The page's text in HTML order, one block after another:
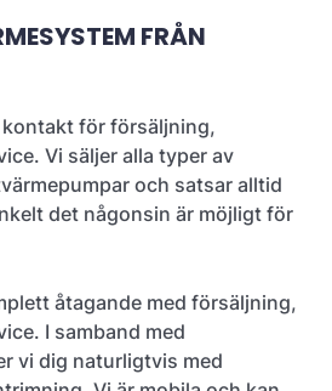
FRÅN
för försäljning,
Vi säljer alla typer av
och satsar alltid
det någonsin är möjligt för
åtagande med försäljning,
I samband med
vi dig naturligtvis med